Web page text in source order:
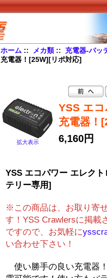
ホーム :: メカ類 ::充電器-バッ
充電器！[25W][リポ対応]
拡大表示
YSS エ
充電器！
6,160円
YSS エコパワー エレク
テリー専用]
※この商品は、お取り寄
す！YSS Crawlersに掲載
ですので、お気軽に
い合わせ下さい！
使い勝手の良い充電器